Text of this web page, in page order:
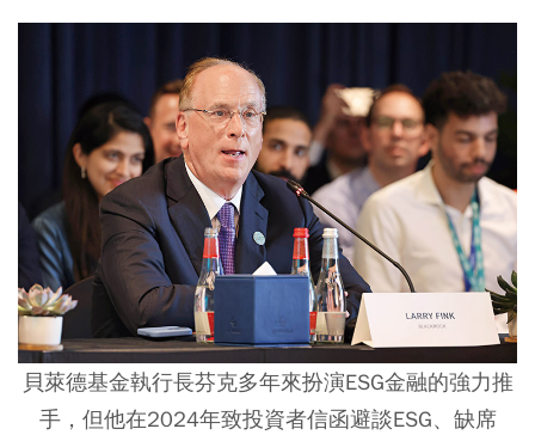
貝萊德基金執行長芬克多年來扮演ESG金融的強力推
手，但他在2024年致投資者信函避談ESG、缺席